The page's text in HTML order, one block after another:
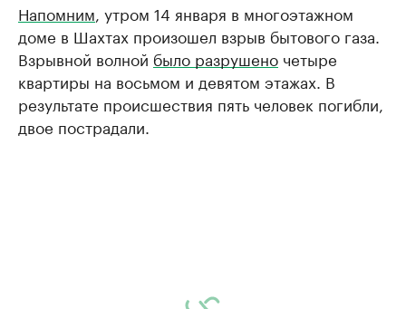
Напомним , утром 14 января в многоэтажном
доме в Шахтах произошел взрыв бытового газа.
Взрывной волной было разрушено четыре
квартиры на восьмом и девятом этажах. В
результате происшествия пять человек погибли,
двое пострадали.